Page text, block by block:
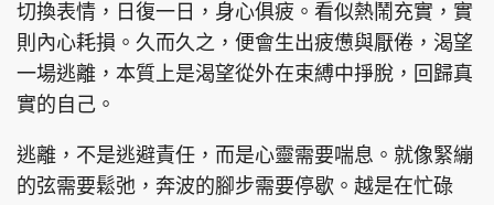
頭條日報 星島環球 The Standard
親子王 Oh!爸媽 JobMarket
切換表情，日復一日，身心俱疲。看似熱鬧充實，實
則內心耗損。久而久之，便會生出疲憊與厭倦，渴望
一場逃離，本質上是渴望從外在束縛中掙脫，回歸真
實的自己。
逃離，不是逃避責任，而是心靈需要喘息。就像緊繃
的弦需要鬆弛，奔波的腳步需要停歇。越是在忙碌